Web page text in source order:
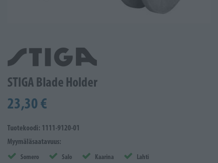
STIGA Blade Holder
23,30 €
Tuotekoodi: 1111-9120-01
Myymäläsaatavuus:
Somero Salo Kaarina
Lahti